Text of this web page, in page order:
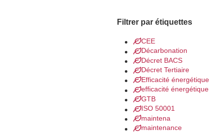
Filtrer par étiquettes
CEE
Décarbonation
Décret BACS
Décret Tertiaire
Efficacité énergétique
efficacité énergétique
GTB
ISO 50001
maintena
maintenance